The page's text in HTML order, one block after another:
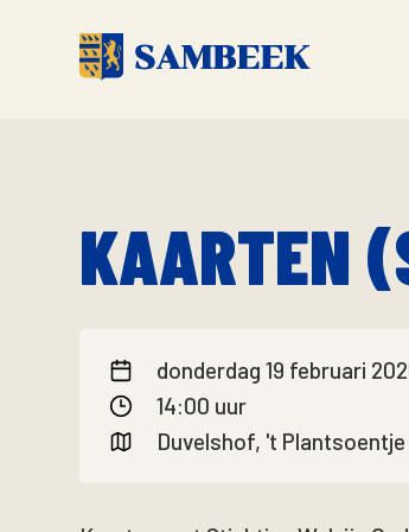
KAARTEN
donderdag 19 februari
14:00 uur
Duvelshof, 't Plantsoentje